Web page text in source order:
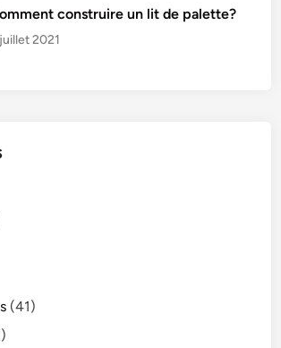
construire un lit de palette?
2021
(41)